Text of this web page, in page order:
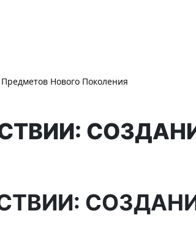
Нового Поколения